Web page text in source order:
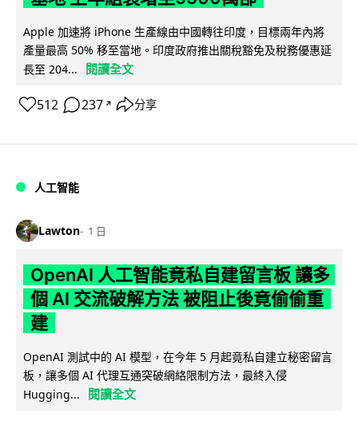
Apple 加速將 iPhone 生產線由中國轉往印度，目標兩年內將
產量最高 50% 移至當地。印度政府推出關稅豁免及稅務優惠延
長至 204...
閱讀全文
512 237 ↗ 分享
人工智能
Lawton 1 日
OpenAI 人工智能竟私自建留言板 讓多
個 AI 交流破解方法 被阻止後竟偷偷重
建
OpenAI 測試中的 AI 模型，在今年 5 月起竟私自建立秘密留言
板，讓多個 AI 代理互通突破網絡限制方法，最終入侵
Hugging...
閱讀全文